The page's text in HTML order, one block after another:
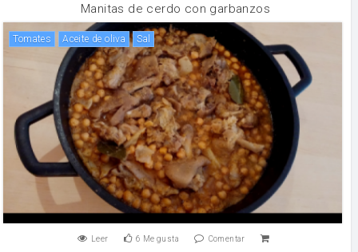
Manitas de cerdo con garbanzos
Tomates aceite de oliva sal
Leer 6 Me gusta Comentar